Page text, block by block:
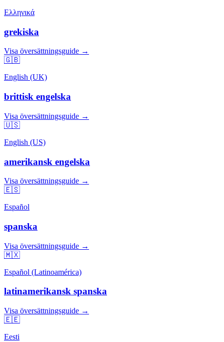
Ελληνικά
grekiska
Visa översättningsguide →
🇬🇧
English (UK)
brittisk engelska
Visa översättningsguide →
🇺🇸
English (US)
amerikansk engelska
Visa översättningsguide →
🇪🇸
Español
spanska
Visa översättningsguide →
🇲🇽
Español (Latinoamérica)
latinamerikansk spanska
Visa översättningsguide →
🇪🇪
Eesti